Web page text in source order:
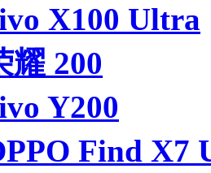
X100 Ultra
耀 200
Y200
Find X7